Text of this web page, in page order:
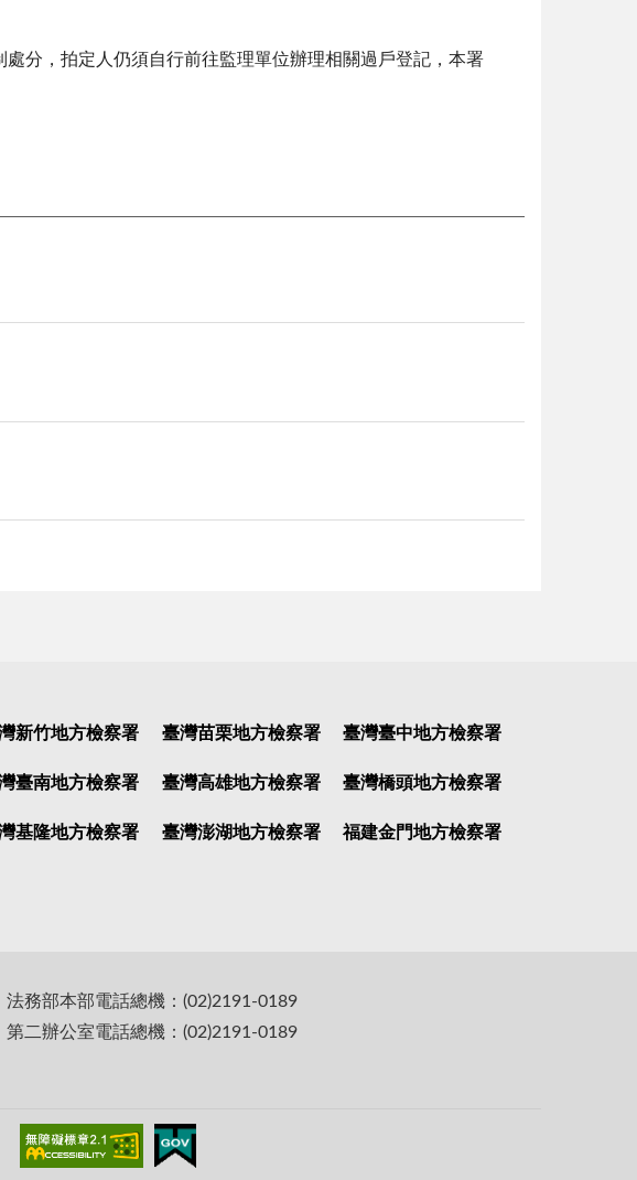
分，拍定人仍須自行前往監理單位辦理相關過戶登記，本署
新竹地方檢察署 臺灣苗栗地方檢察署 臺灣臺中地方檢察署
臺南地方檢察署 臺灣高雄地方檢察署 臺灣橋頭地方檢察署
基隆地方檢察署 臺灣澎湖地方檢察署 福建金門地方檢察署
法務部本部電話總機：(02)2191-0189
第二辦公室電話總機：(02)2191-0189